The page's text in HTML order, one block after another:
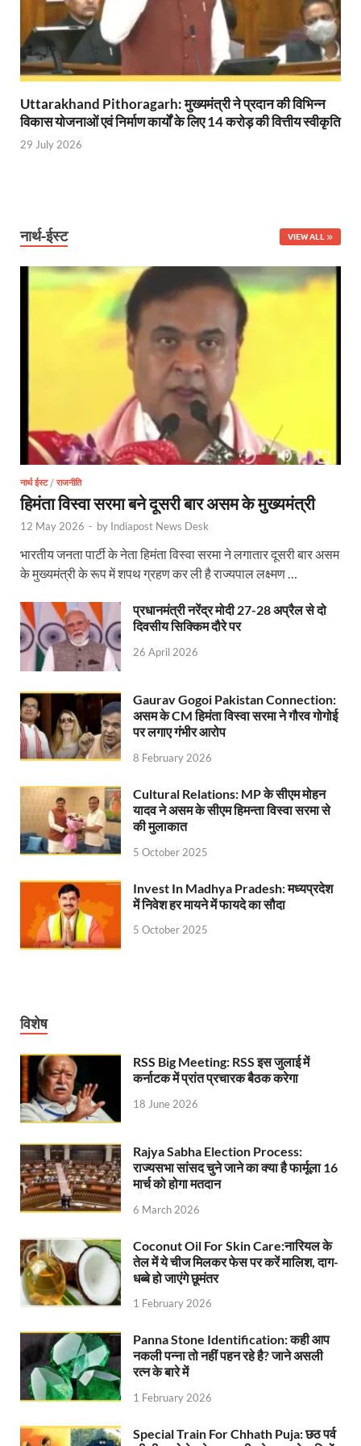
UP Diwas Program: विकसित भारत-विकसित उत्तर
Uttarakhand Uniform Scam: वर्दी घोटाले में सीएम
Kapil Dev Agarwal: यूपी सरकार के मंत्री कपिल देव ने
Uttarakhand Tableau: भारत पर्व पर प्रदर्शित होगी
NFPRC Workshop: एन.एफ.पी.आर.सी द्वारा सांसदों एवं
PM Gram Sadak Yojana: प्रधानमंत्री ग्राम सड़क
UP Kaushal Disha: कौशल दिशा पोर्टल से ग्रामीण युवाओं
Nitin Nabin: राष्ट्रीय अध्यक्ष बनने के बाद नितिन नवीन
World Economic Forum: भारत की आर्थिक मजबूती के
Uttarakhand Government News: मुख्यमंत्री पुष्कर
Noida Engineer Case: एसआईटी गठन पर मृतक के
BJP National President Nitin Nabin: निर्विरोध चुने
Jagran Forum: जागरण फोरम पर सीएम पुष्कर सिंह धामी
Uttar Pradesh Politics: मुक्त कंठ से यूपी को सराहा,
Vande Bharat Sleeper: देश को मिली पहली स्लीपर वन्दे
Vande Bharat Sleeper Update: वंदे भारत स्लीपर का
Uttarakhand Calender 2026: मुख्यमंत्री पुष्कर सिंह
Swami Vivekanand Jayanti: मुख्यमंत्री पुष्कर सिंह
UP AI App: सीएम योगी के मिशन को साकार कर रहा
AI Start-Ups: प्रधानमंत्री ने भारतीय एआई स्टार्टअप्स
Demand for Review of FRK Policy: ऍफ़आरके नीति
Ram Mandir Control Room: राम मंदिर की सुरक्षा
Kalyan Singh Jayanti: अपने नाम को उत्तर प्रदेश के
Vande Bharat Sleeper Train: वंदे भारत स्लीपर ट्रेन
छत्तीसगढ़ को मिला खेलो इंडिया ट्राइबल गेम्स, 14 फरवरी
Shikayat Se Samadhan: एक ही मंच पर जनता को मिला
Uttarakhand Pithoragarh: मुख्यमंत्री ने प्रदान की विभिन्न
विकास योजनाओं एवं निर्माण कार्यों के लिए 14 करोड़ की वित्तीय स्वीकृति
29 July 2026
नार्थ-ईस्ट VIEW ALL
नार्थ ईस्ट/ राजनीति
हिमंता विस्वा सरमा बने दूसरी बार असम के मुख्यमंत्री
12 May 2026 - by Indiapost News Desk
भारतीय जनता पार्टी के नेता हिमंता विस्वा सरमा ने लगातार दूसरी बार असम
के मुख्यमंत्री के रूप में शपथ ग्रहण कर ली है राज्यपाल लक्ष्मण …
प्रधानमंत्री नरेंद्र मोदी 27-28 अप्रैल से दो
दिवसीय सिक्किम दौरे पर
26 April 2026
Gaurav Gogoi Pakistan Connection:
असम के CM हिमंता विस्वा सरमा ने गौरव गोगोई
पर लगाए गंभीर आरोप
8 February 2026
Cultural Relations: MP के सीएम मोहन
यादव ने असम के सीएम हिमन्ता विस्वा सरमा से
की मुलाकात
5 October 2025
Invest In Madhya Pradesh: मध्यप्रदेश
में निवेश हर मायने में फायदे का सौदा
5 October 2025
विशेष
RSS Big Meeting: RSS इस जुलाई में
कर्नाटक में प्रांत प्रचारक बैठक करेगा
18 June 2026
Rajya Sabha Election Process:
राज्यसभा सांसद चुने जाने का क्या है फार्मूला 16
मार्च को होगा मतदान
6 March 2026
Coconut Oil For Skin Care:नारियल के
तेल में ये चीज मिलकर फेस पर करें मालिश, दाग-
धब्बे हो जाएंगे छूमंतर
1 February 2026
Panna Stone Identification: कही आप
नकली पन्ना तो नहीं पहन रहे है? जाने असली
रत्न के बारे में
1 February 2026
Special Train For Chhath Puja: छठ पर्व